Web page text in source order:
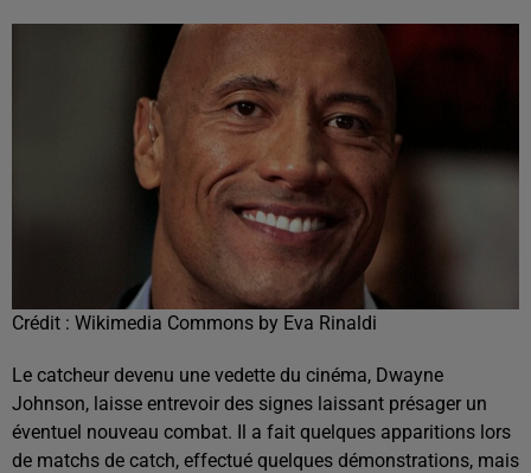
Crédit : Wikimedia Commons by Eva Rinaldi
Le catcheur devenu une vedette du cinéma, Dwayne
Johnson, laisse entrevoir des signes laissant présager un
éventuel nouveau combat. Il a fait quelques apparitions lors
de matchs de catch, effectué quelques démonstrations, mais